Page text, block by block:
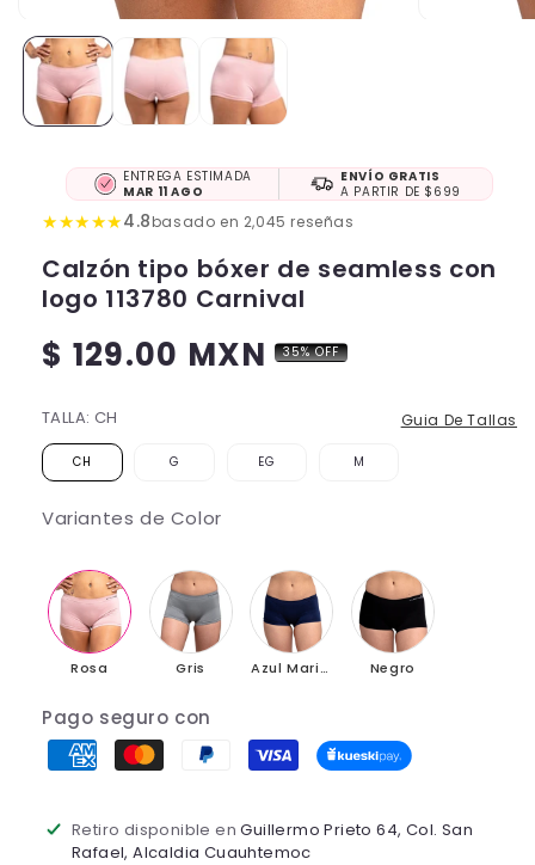
ENTREGA ESTIMADA
MAR 11 AGO
ENVÍO GRATIS
A PARTIR DE $699
★★★★★4.8basado en 2,045 reseñas
Calzón tipo bóxer de seamless con
logo 113780 Carnival
Precio
$ 129.00 MXN 35% OFF
TALLA: CH Guia De Tallas
CH G EG M
Variantes de Color
Rosa Gris Azul Marino Negro
Pago seguro con
Retiro disponible enGuillermo Prieto 64, Col. San
Rafael, Alcaldia Cuauhtemoc